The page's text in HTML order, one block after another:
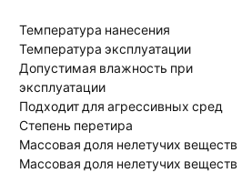
Температура нанесения
Температура эксплуатации
Допустимая влажность при
эксплуатации
Подходит для агрессивных сред
Степень перетира
Массовая доля нелетучих веществ
Массовая доля нелетучих веществ